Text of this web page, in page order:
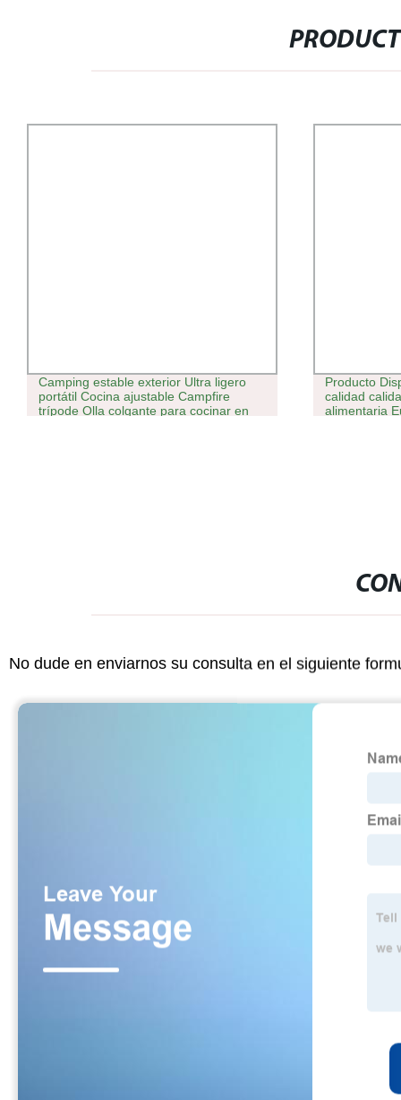
Camping estable exterior Ultra ligero
portátil Cocina ajustable Campfire
trípode Olla colgante para cocinar en
Producto
calidad
alimentaria
No dude en enviarnos su consulta en el siguiente